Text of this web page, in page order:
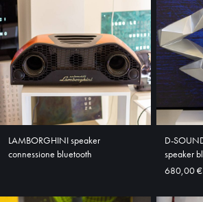
LAMBORGHINI speaker
connessione bluetooth
D-
speaker
680,00 €